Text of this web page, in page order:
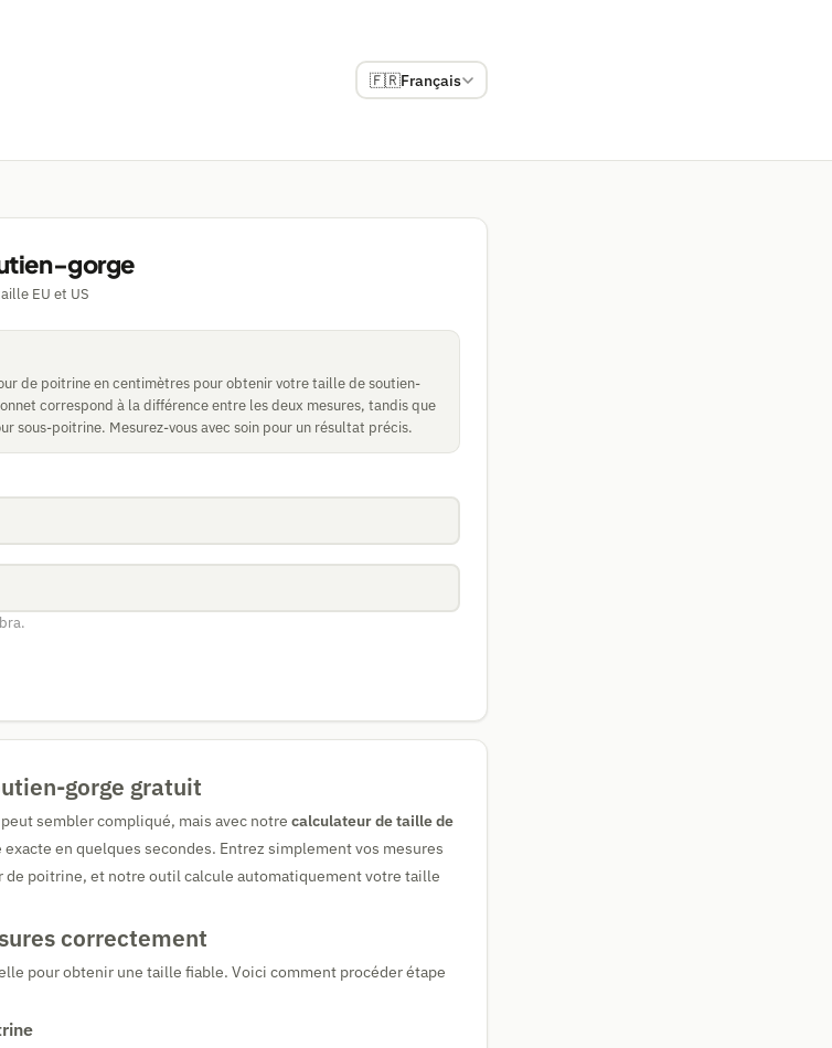
🇫🇷Français
gorge
EU et US
de poitrine en centimètres pour obtenir votre taille de soutien-
correspond à la différence entre les deux mesures, tandis que
sous-poitrine. Mesurez-vous avec soin pour un résultat précis.
gorge gratuit
sembler compliqué, mais avec notre calculateur de taille de
en quelques secondes. Entrez simplement vos mesures
de poitrine, et notre outil calcule automatiquement votre taille
correctement
pour obtenir une taille fiable. Voici comment procéder étape